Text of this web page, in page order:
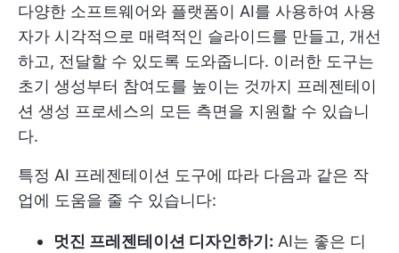
다양한 소프트웨어와 플랫폼이 AI를 사용하여 사용
자가 시각적으로 매력적인 슬라이드를 만들고, 개선
하고, 전달할 수 있도록 도와줍니다. 이러한 도구는
초기 생성부터 참여도를 높이는 것까지 프레젠테이
션 생성 프로세스의 모든 측면을 지원할 수 있습니
다.
특정 AI 프레젠테이션 도구에 따라 다음과 같은 작
업에 도움을 줄 수 있습니다:
멋진 프레젠테이션 디자인하기: AI는 좋은 디